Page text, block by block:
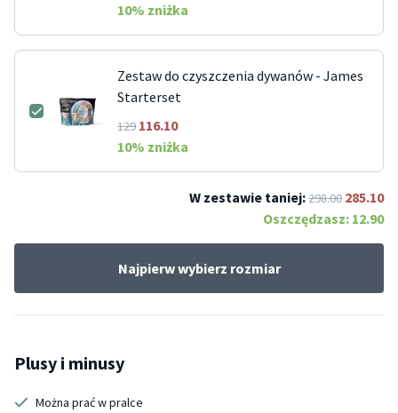
10% zniżka
Zestaw do czyszczenia dywanów - James
Starterset
129116.10
10% zniżka
W zestawie taniej:298.00 285.10
Oszczędzasz: 12.90
Najpierw wybierz rozmiar
Plusy i minusy
Można prać w pralce